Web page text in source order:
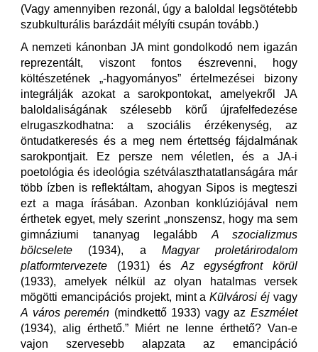
(Vagy amennyiben rezonál, úgy a baloldal legsötétebb
szubkulturális barázdáit mélyíti csupán tovább.)
A nemzeti kánonban JA mint gondolkodó nem igazán
reprezentált, viszont fontos észrevenni, hogy
költészetének „-hagyományos” értelmezései bizony
integrálják azokat a sarokpontokat, amelyekről JA
baloldaliságának szélesebb körű újrafelfedezése
elrugaszkodhatna: a szociális érzékenység, az
öntudatkeresés és a meg nem értettség fájdalmának
sarokpontjait. Ez persze nem véletlen, és a JA-i
poetológia és ideológia szétválaszthatatlanságára már
több ízben is reflektáltam, ahogyan Sipos is megteszi
ezt a maga írásában. Azonban konklúziójával nem
érthetek egyet, mely szerint „nonszensz, hogy ma sem
gimnáziumi tananyag legalább A szocializmus
bölcselete (1934), a Magyar proletárirodalom
platformtervezete (1931) és Az egységfront körül
(1933), amelyek nélkül az olyan hatalmas versek
mögötti emancipációs projekt, mint aKülvárosi éj vagy
A város peremén (mindkettő 1933) vagy azEszmélet
(1934), alig érthető.” Miért ne lenne érthető? Van-e
vajon szervesebb alapzata az emancipáció